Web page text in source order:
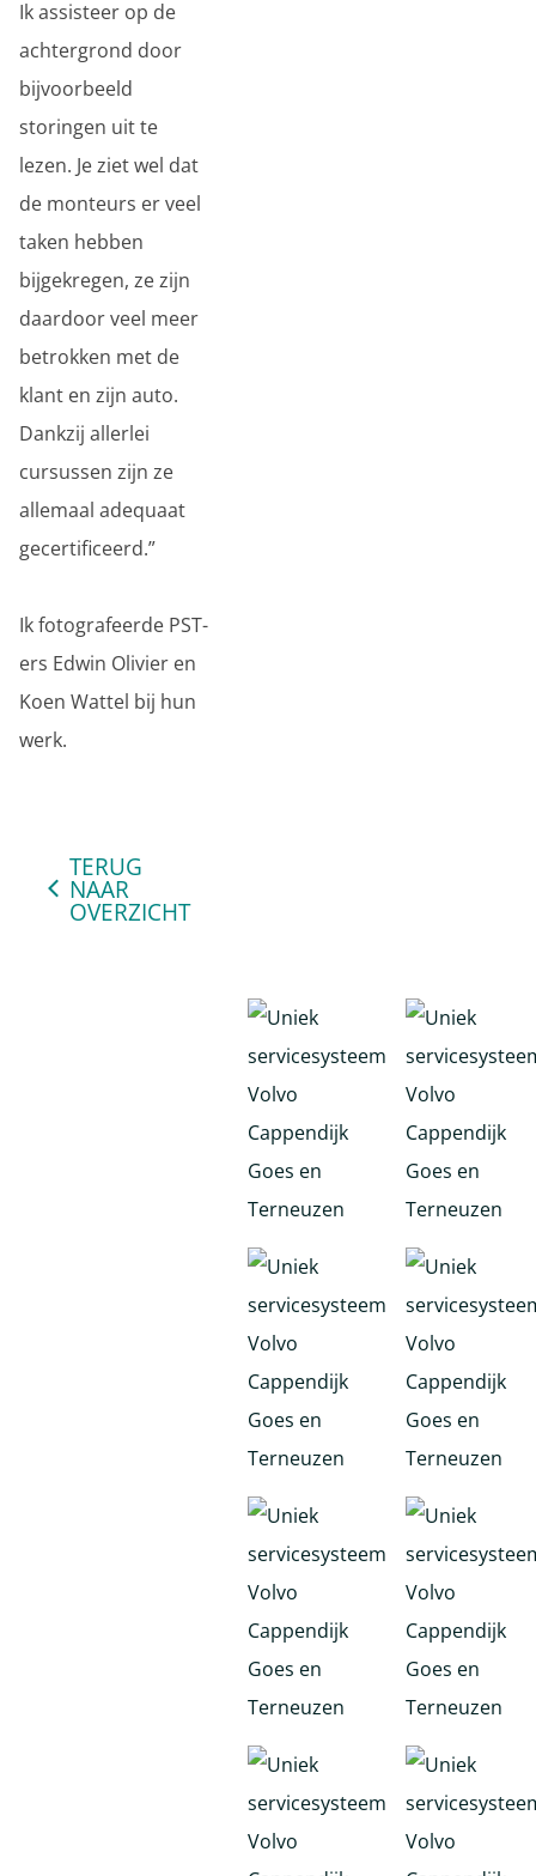
Ik assisteer op de
achtergrond door
bijvoorbeeld
storingen uit te
lezen. Je ziet wel dat
de monteurs er veel
taken hebben
bijgekregen, ze zijn
daardoor veel meer
betrokken met de
klant en zijn auto.
Dankzij allerlei
cursussen zijn ze
allemaal adequaat
gecertificeerd.”
Ik fotografeerde PST-
ers Edwin Olivier en
Koen Wattel bij hun
werk.
TERUG
NAAR
OVERZICHT